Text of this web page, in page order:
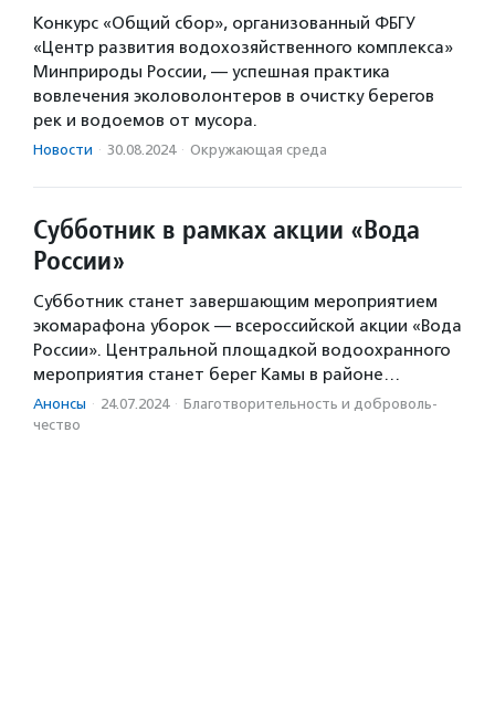
Конкурс «Общий сбор», организованный ФБГУ
«Центр развития водохозяйственного комплекса»
Минприроды России, — успешная практика
вовлечения эколоволонтеров в очистку берегов
рек и водоемов от мусора.
Новости · 30.08.2024 · Окружающая среда
Субботник в рамках акции «Вода
России»
Субботник станет завершающим мероприятием
экомарафона уборок — всероссийской акции «Вода
России». Центральной площадкой водоохранного
мероприятия станет берег Камы в районе…
Анонсы · 24.07.2024 · Благотвори­тель­ность и доброволь­
чест­во